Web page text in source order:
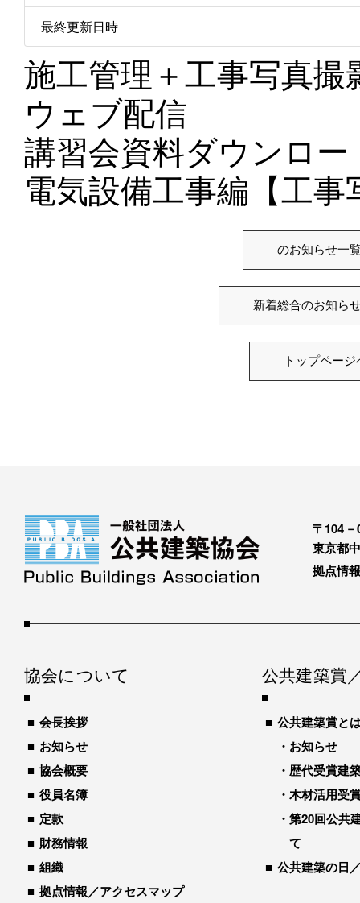
最終更新日時
施工管理＋工事写真
ウェブ配信
講習会資料ダウンロー
電気設備工事編【工事
のお知らせ一
新着総合のお知ら
トップページ
〒104－
東京都
拠点情
協会について
会長挨拶
お知らせ
協会概要
役員名簿
定款
財務情報
組織
拠点情報／アクセスマップ
公共建築賞
公共建築賞と
お知らせ
歴代受賞建
木材活用受
第20回公共
て
公共建築の日